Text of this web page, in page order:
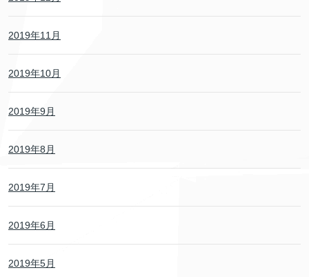
2019年11月
2019年10月
2019年9月
2019年8月
2019年7月
2019年6月
2019年5月